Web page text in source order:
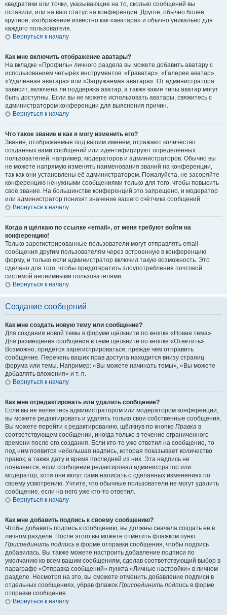
квадратики или точки, указывающие на то, сколько сообщений вы
оставили, или на ваш статус на конференции. Другое, обычно более
крупное, изображение известно как «аватара» и обычно уникально для
каждого пользователя.
Вернуться к началу
Как мне включить отображение аватары?
На вкладке «Профиль» личного раздела вы можете добавить аватару с
использованием четырёх инструментов: «Граватар», «Галерея аватар»,
«Удалённая аватара» или «Загружаемая аватара». От администратора
зависит, включена ли поддержка аватар, а также какие типы аватар могут
быть доступны. Если вы не можете использовать аватары, свяжитесь с
администратором конференции для выяснения причин.
Вернуться к началу
Что такое звание и как я могу изменить его?
Звания, отображаемые под вашим именем, отражают количество
созданных вами сообщений или идентифицируют определённых
пользователей: например, модераторов и администраторов. Обычно вы
не можете напрямую изменять наименования званий на конференции,
так как они установлены её администратором. Пожалуйста, не засоряйте
конференцию ненужными сообщениями только для того, чтобы повысить
своё звание. На большинстве конференций это запрещено, и модератор
или администратор понизят значение вашего счётчика сообщений.
Вернуться к началу
Когда я щёлкаю по ссылке «email», от меня требуют войти на
конференцию!
Только зарегистрированные пользователи могут отправлять email-
сообщения другим пользователям через встроенную в конференцию
форму, и только если администратор включил такую возможность. Это
сделано для того, чтобы предотвратить злоупотребления почтовой
системой анонимными пользователями.
Вернуться к началу
Создание сообщений
Как мне создать новую тему или сообщение?
Для создания новой темы в форуме щёлкните по кнопке «Новая тема».
Для размещения сообщения в теме щёлкните по кнопке «Ответить».
Возможно, придётся зарегистрироваться, прежде чем отправить
сообщение. Перечень ваших прав доступа находится внизу страниц
форума или темы. Например: «Вы можете начинать темы», «Вы можете
добавлять вложения» и т. п.
Вернуться к началу
Как мне отредактировать или удалить сообщение?
Если вы не являетесь администратором или модератором конференции,
вы можете редактировать и удалять только свои собственные сообщения.
Вы можете перейти к редактированию, щёлкнув по кнопке Правка в
соответствующем сообщении, иногда только в течение ограниченного
времени после его создания. Если кто-то уже ответил на сообщение, то
под ним появится небольшая надпись, которая показывает количество
правок, а также дату и время последней из них. Эта надпись не
появляется, если сообщение редактировал администратор или
модератор, хотя они могут сами написать о сделанных изменениях по
своему усмотрению. Учтите, что обычные пользователи не могут удалить
сообщение, если на него уже кто-то ответил.
Вернуться к началу
Как мне добавить подпись к своему сообщению?
Чтобы добавить подпись к сообщению, вы должны сначала создать её в
личном разделе. После этого вы можете отметить флажком пункт
Присоединить подпись в форме отправки сообщения, чтобы подпись
добавилась. Вы также можете настроить добавление подписи по
умолчанию ко всем вашим сообщениям, сделав соответствующий выбор в
параграфе «Отправка сообщений» пункта «Личные настройки» в личном
разделе. Несмотря на это, вы сможете отменить добавление подписи в
отдельных сообщениях, убрав флажок Присоединить подпись в форме
отправки сообщения.
Вернуться к началу